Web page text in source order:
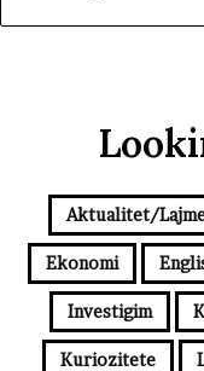
Aktualitet/
Ekonomi
Investigim
Kuriozitete